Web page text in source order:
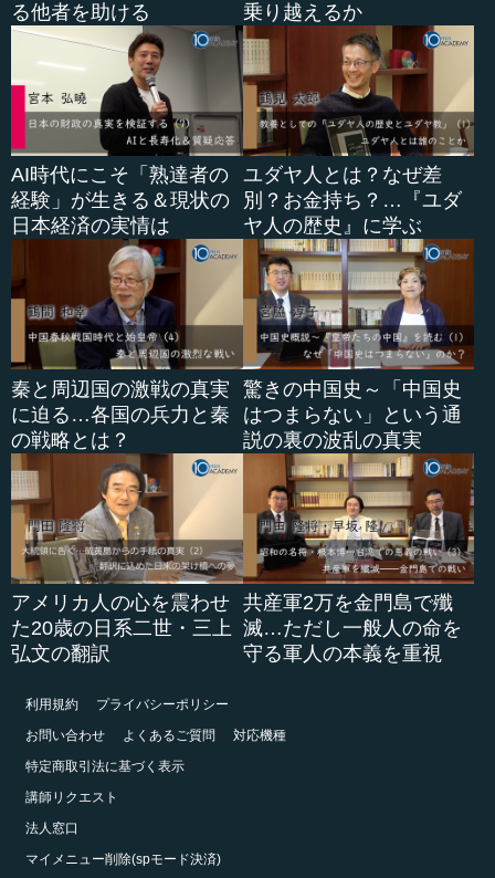
る他者を助ける
乗り越えるか
AI時代にこそ「熟達者の
経験」が生きる＆現状の
日本経済の実情は
ユダヤ人とは？なぜ差
別？お金持ち？…『ユダ
ヤ人の歴史』に学ぶ
秦と周辺国の激戦の真実
に迫る…各国の兵力と秦
の戦略とは？
驚きの中国史～「中国史
はつまらない」という通
説の裏の波乱の真実
アメリカ人の心を震わせ
た20歳の日系二世・三上
弘文の翻訳
共産軍2万を金門島で殲
滅…ただし一般人の命を
守る軍人の本義を重視
利用規約
プライバシーポリシー
お問い合わせ
よくあるご質問
対応機種
特定商取引法に基づく表示
講師リクエスト
法人窓口
マイメニュー削除(spモード決済)